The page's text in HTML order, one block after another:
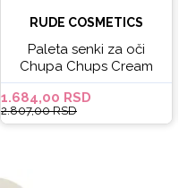
RUDE COSMETICS
Paleta senki za oči
Chupa Chups Cream
Soda
1.684,00 RSD
2.807,00 RSD